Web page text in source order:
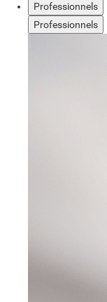
Professionnels
Professionnels